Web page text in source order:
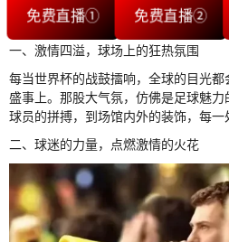
免费直播① 免费直播②
一、激情四溢，球场上的狂热氛围
每当世界杯的战鼓擂响，全球的目光
盛事上。那股大气氛，仿佛是足球魅力
球员的拼搏，到场馆内外的装饰，每一
二、球迷的力量，点燃激情的火花